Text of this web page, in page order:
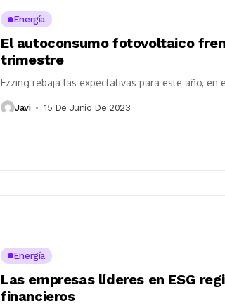
Energía
El autoconsumo fotovoltaico
trimestre
Ezzing rebaja las expectativas para este año,
Javi 15 De Junio De 2023
Energía
Las empresas líderes en ESG
financieros